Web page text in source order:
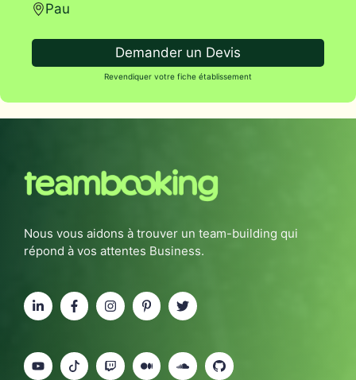
Pau
Demander un Devis
Revendiquer votre fiche établissement
Nous vous aidons à trouver un team-building qui
répond à vos attentes Business.